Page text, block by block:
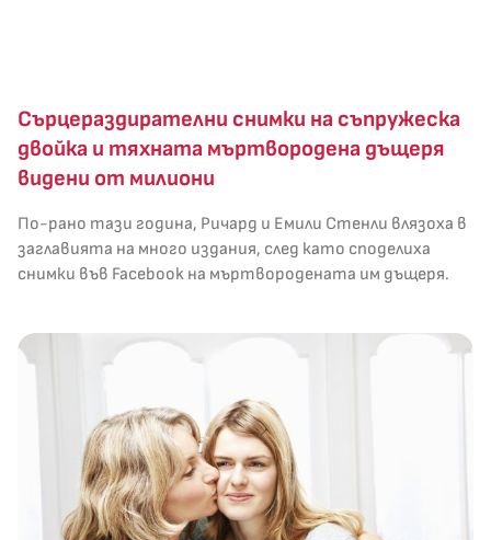
Сърцераздирателни снимки на съпружеска
двойка и тяхната мъртвородена дъщеря
видени от милиони
По-рано тази година, Ричард и Емили Стенли влязоха в
заглавията на много издания, след като споделиха
снимки във Facebook на мъртвородената им дъщеря.